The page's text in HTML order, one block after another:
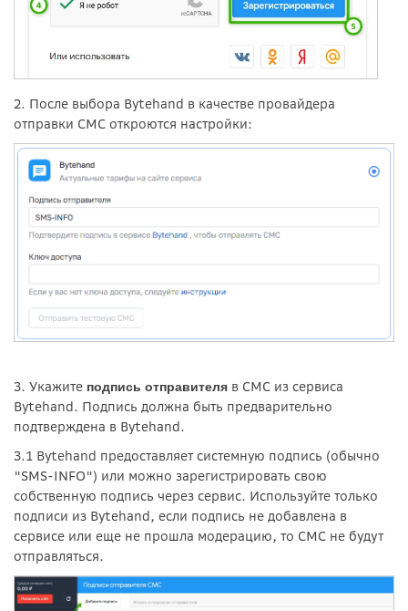
2. После выбора Bytehand в качестве провайдера
отправки СМС откроются настройки:
3. Укажите подпись отправителя в СМС из сервиса
Bytehand. Подпись должна быть предварительно
подтверждена в Bytehand.
3.1 Bytehand предоставляет системную подпись (обычно
"SMS-INFO") или можно зарегистрировать свою
собственную подпись через сервис. Используйте только
подписи из Bytehand, если подпись не добавлена в
сервисе или еще не прошла модерацию, то СМС не будут
отправляться.